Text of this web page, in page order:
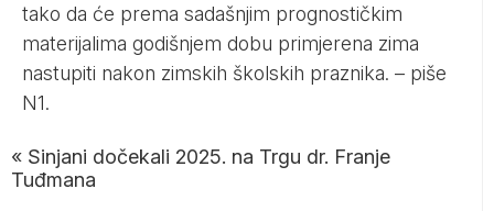
tako da će prema sadašnjim prognostičkim
materijalima godišnjem dobu primjerena zima
nastupiti nakon zimskih školskih praznika. – piše
N1.
« Sinjani dočekali 2025. na Trgu dr. Franje
Tuđmana